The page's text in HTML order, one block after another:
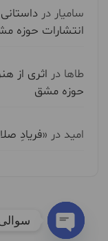
سامیاردر
انتشارات حوزه
طاهادر اثری از
حوزه مشق
امیددر «فریادِ